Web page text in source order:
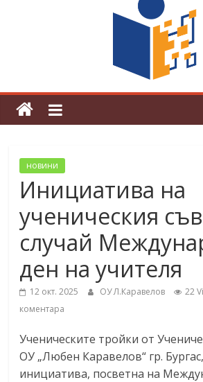
граници“
Магията на Андерсен
„Любен Каравелов“
новини
Инициатива на
ученическия
случай
ден на учителя
12 окт. 2025 ОУ Л.Каравелов 22
коментара
Ученическите тройки от
ОУ „Любен Каравелов“ гр.
инициатива, посветна на